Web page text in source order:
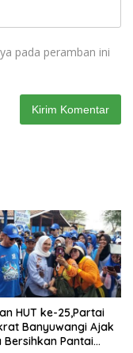
pada peramban ini
HUT ke-25,Partai
Banyuwangi Ajak
Bersihkan Pantai